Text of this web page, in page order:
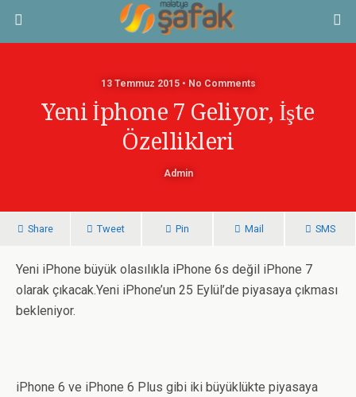
13 Temmuz 2015 • No Comments
Yeni İphone 7 Geliyor, İşte
Özellikleri
Admin
Share Tweet Pin Mail SMS
Yeni iPhone büyük olasılıkla iPhone 6s değil iPhone 7
olarak çıkacak.Yeni iPhone’un 25 Eylül’de piyasaya çıkması
bekleniyor.
iPhone 6 ve iPhone 6 Plus gibi iki büyüklükte piyasaya